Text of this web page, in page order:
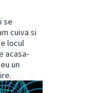
se
cuiva si
locul
acasa-
un